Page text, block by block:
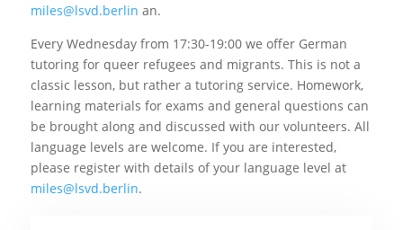
miles@lsvd.berlin an.
Every Wednesday from 17:30-19:00 we offer German
tutoring for queer refugees and migrants. This is not a
classic lesson, but rather a tutoring service. Homework,
learning materials for exams and general questions can
be brought along and discussed with our volunteers. All
language levels are welcome. If you are interested,
please register with details of your language level at
miles@lsvd.berlin.